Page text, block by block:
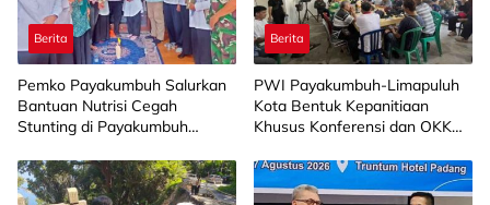
Berita
Pemko Payakumbuh Salurkan
Bantuan Nutrisi Cegah
Stunting di Payakumbuh
Berita
PWI Payakumbuh-Limapuluh
Kota Bentuk Kepanitiaan
Khusus Konferensi dan OKK